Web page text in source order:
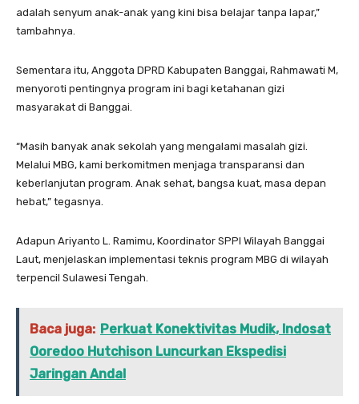
adalah senyum anak-anak yang kini bisa belajar tanpa lapar,”
tambahnya.
Sementara itu, Anggota DPRD Kabupaten Banggai, Rahmawati M,
menyoroti pentingnya program ini bagi ketahanan gizi
masyarakat di Banggai.
“Masih banyak anak sekolah yang mengalami masalah gizi.
Melalui MBG, kami berkomitmen menjaga transparansi dan
keberlanjutan program. Anak sehat, bangsa kuat, masa depan
hebat,” tegasnya.
Adapun Ariyanto L. Ramimu, Koordinator SPPI Wilayah Banggai
Laut, menjelaskan implementasi teknis program MBG di wilayah
terpencil Sulawesi Tengah.
Baca juga: Perkuat Konektivitas Mudik, Indosat
Ooredoo Hutchison Luncurkan Ekspedisi
Jaringan Andal